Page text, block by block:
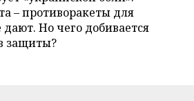
– противоракеты для
дают. Но чего добивается
защиты?